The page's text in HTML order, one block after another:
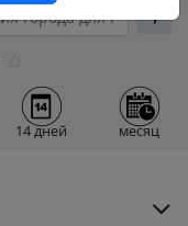
14 дней месяц